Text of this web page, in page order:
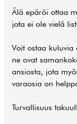
Älä epäröi ottaa
jota ei ole vielä
Voit ostaa
ne ovat
ansiosta, jota
varaosia on
Turvallisuus